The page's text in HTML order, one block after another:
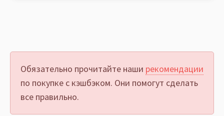
Обязательно прочитайте наши рекомендации
по покупке с кэшбэком. Они помогут сделать
все правильно.